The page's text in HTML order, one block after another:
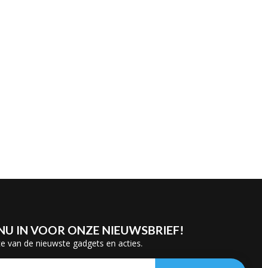
IN VOOR ONZE NIEUWSBRIEF!
van de nieuwste gadgets en acties.